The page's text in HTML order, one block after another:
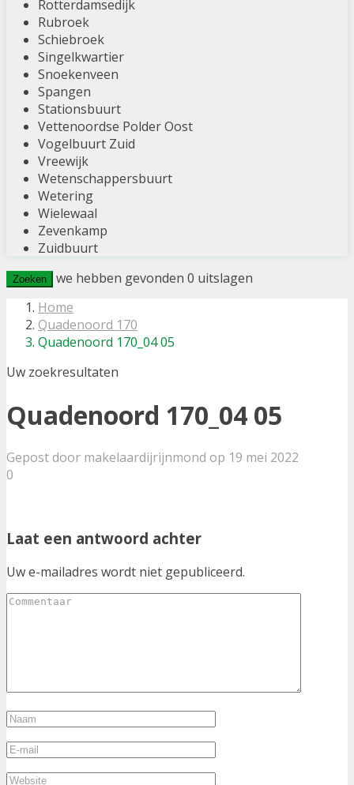
Rotterdamsedijk
Rubroek
Schiebroek
Singelkwartier
Snoekenveen
Spangen
Stationsbuurt
Vettenoordse Polder Oost
Vogelbuurt Zuid
Vreewijk
Wetenschappersbuurt
Wetering
Wielewaal
Zevenkamp
Zuidbuurt
Zoeken we hebben gevonden 0 uitslagen
Home
Quadenoord 170
Quadenoord 170_04 05
Uw zoekresultaten
Quadenoord 170_04 05
Gepost door makelaardijrijnmond op 19 mei 2022
0
Laat een antwoord achter
Uw e-mailadres wordt niet gepubliceerd.